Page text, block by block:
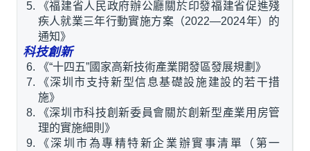
《福建省人民政府辦公廳關於印發福建省促進殘
疾人就業三年行動實施方案（2022—2024年）的
通知》
科技創新
《“十四五”國家高新技術產業開發區發展規劃》
《深圳市支持新型信息基礎設施建設的若干措
施》
《深圳市科技創新委員會關於創新型產業用房管
理的實施細則》
《深圳市為專精特新企業辦實事清單（第一